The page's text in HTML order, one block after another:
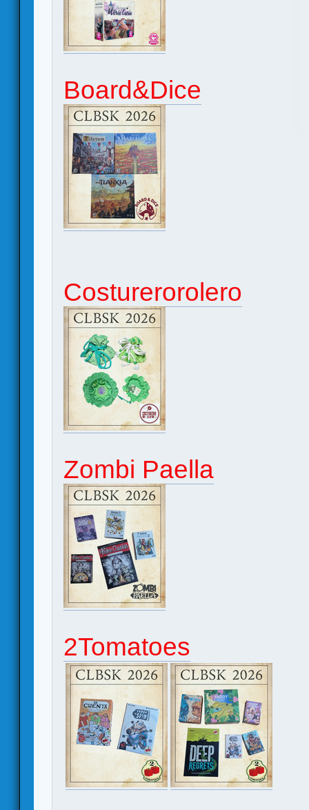
Board&Dice
Costurerorolero
Zombi Paella
2Tomatoes